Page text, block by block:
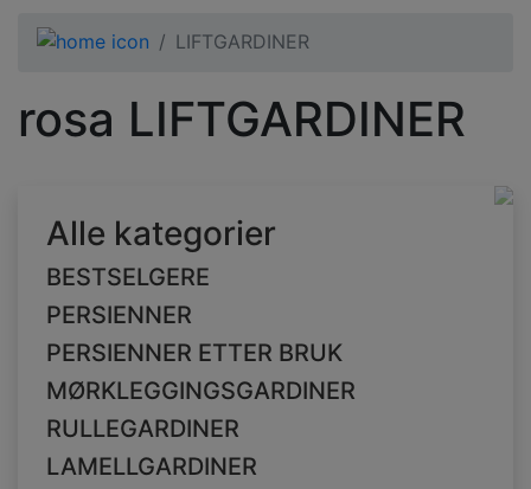
LIFTGARDINER
rosa LIFTGARDINER
Alle kategorier
BESTSELGERE
PERSIENNER
PERSIENNER ETTER BRUK
MØRKLEGGINGSGARDINER
RULLEGARDINER
LAMELLGARDINER